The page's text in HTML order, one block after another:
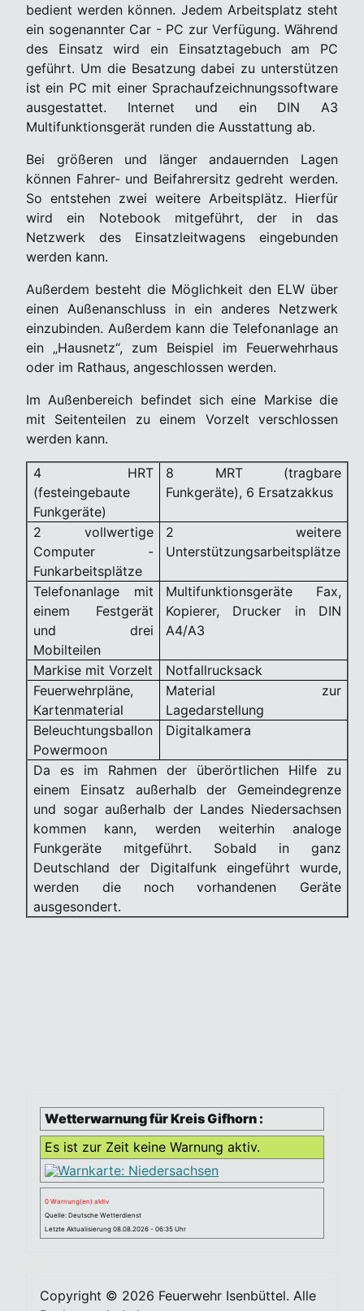
bedient werden können. Jedem Arbeitsplatz steht
ein sogenannter Car - PC zur Verfügung. Während
des Einsatz wird ein Einsatztagebuch am PC
geführt. Um die Besatzung dabei zu unterstützen
ist ein PC mit einer Sprachaufzeichnungssoftware
ausgestattet. Internet und ein DIN A3
Multifunktionsgerät runden die Ausstattung ab.
Bei größeren und länger andauernden Lagen
können Fahrer- und Beifahrersitz gedreht werden.
So entstehen zwei weitere Arbeitsplätz. Hierfür
wird ein Notebook mitgeführt, der in das
Netzwerk des Einsatzleitwagens eingebunden
werden kann.
Außerdem besteht die Möglichkeit den ELW über
einen Außenanschluss in ein anderes Netzwerk
einzubinden. Außerdem kann die Telefonanlage an
ein „Hausnetz“, zum Beispiel im Feuerwehrhaus
oder im Rathaus, angeschlossen werden.
Im Außenbereich befindet sich eine Markise die
mit Seitenteilen zu einem Vorzelt verschlossen
werden kann.
4 HRT
(festeingebaute
Funkgeräte)
8 MRT (tragbare
Funkgeräte), 6 Ersatzakkus
2 vollwertige
Computer -
Funkarbeitsplätze
2 weitere
Unterstützungsarbeitsplätze
Telefonanlage mit
einem Festgerät
und drei
Mobilteilen
Multifunktionsgeräte Fax,
Kopierer, Drucker in DIN
A4/A3
Markise mit Vorzelt
Notfallrucksack
Feuerwehrpläne,
Kartenmaterial
Material zur
Lagedarstellung
Beleuchtungsballon
Powermoon
Digitalkamera
Da es im Rahmen der überörtlichen Hilfe zu
einem Einsatz außerhalb der Gemeindegrenze
und sogar außerhalb der Landes Niedersachsen
kommen kann, werden weiterhin analoge
Funkgeräte mitgeführt. Sobald in ganz
Deutschland der Digitalfunk eingeführt wurde,
werden die noch vorhandenen Geräte
ausgesondert.
Wetterwarnung für Kreis Gifhorn :
Es ist zur Zeit keine Warnung aktiv.
0 Warnung(en) aktiv
Quelle: Deutsche Wetterdienst
Letzte Aktualisierung 08.08.2026 - 06:35 Uhr
Copyright © 2026 Feuerwehr Isenbüttel. Alle